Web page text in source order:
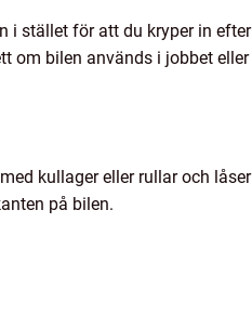
i stället för att du kryper in efter
om bilen används i jobbet eller
kullager eller rullar och låser
på bilen.